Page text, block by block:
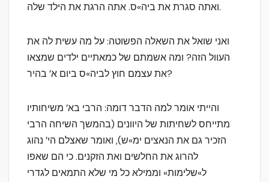
ואתה סגרת את ביה»ס. אתה הרגת את הילד שלה.
ואני שואל את השאלה הפשוטה: על מה עשית לה את
העוול הזה? ומה אשמתם של כמאתיים ילדים שמצאו
את עצמם חוץ לביה»ס ביום א’ בהיר?
והייתי אומר למה הדבר דומה: הרבי בא’ משיחותיו
מתייחס לשחיתות של היוונים (בהמשך השיחה הרבי
הזכיר גם את הנאצים ימ»ש), ואומר שאצלם הי’ נהוג
להרוג את החלשים ואת הזקנים. כי הם שאפו
ל»שלימות» וממילא כל מי שלא התמאים לגדרי